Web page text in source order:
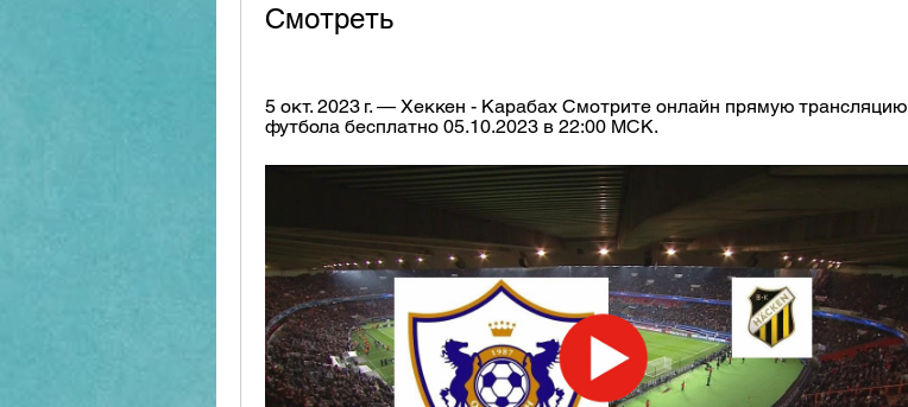
Смотреть
5 окт. 2023 г. — Хеккен - Карабах Смотрите онлайн прямую трансляцию
футбола бесплатно 05.10.2023 в 22:00 МСК.